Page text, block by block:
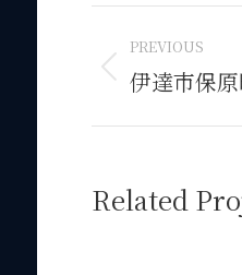
Project
PREVIOUS
Previous
伊達市保
Related